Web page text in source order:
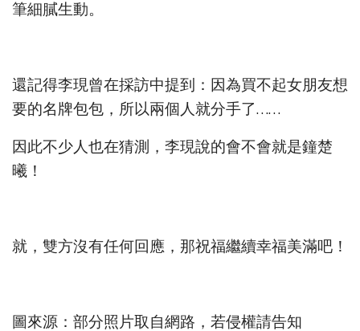
筆細膩生動。
還記得李現曾在採訪中提到：因為買不起女朋友想
要的名牌包包，所以兩個人就分手了……
因此不少人也在猜測，李現說的會不會就是鐘楚
曦！
就，雙方沒有任何回應，那祝福繼續幸福美滿吧！
圖來源：部分照片取自網路，若侵權請告知